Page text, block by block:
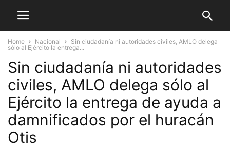
Home Nacional
Sin ciudadanía ni autoridades civiles, AMLO delega
sólo al Ejército la entrega...
Sin ciudadanía ni autoridades
civiles, AMLO delega sólo al
Ejército la entrega de ayuda a
damnificados por el huracán
Otis